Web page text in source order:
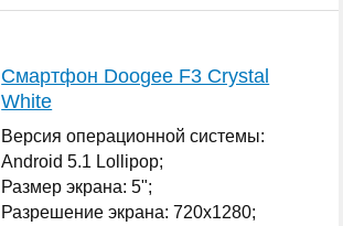
Смартфон Doogee F3 Crystal
White
Версия операционной системы:
Android 5.1 Lollipop;
Размер экрана: 5";
Разрешение экрана: 720x1280;